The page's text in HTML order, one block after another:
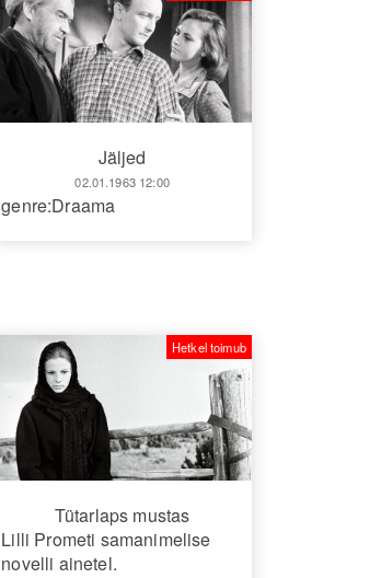
Jäljed
02.01.1963 12:00
genre:Draama
Tütarlaps mustas
Lilli Prometi samanimelise
novelli ainetel.
Hetkel toimub